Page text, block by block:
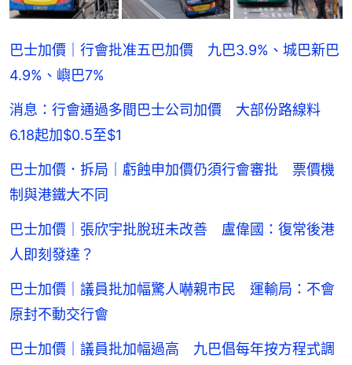
巴士加價｜行會批准五巴加價 九巴3.9%、城巴新巴
4.9%、嶼巴7%
消息：行會通過多間巴士公司加價 大部份路線料
6.18起加$0.5至$1
巴士加價．拆局｜虧蝕申加價仍須行會審批 票價機
制與港鐵大不同
巴士加價｜張欣宇批脫班未改善 盧偉國：復常後港
人即刻發達？
巴士加價｜議員批加幅驚人嚇親市民 運輸局：不會
原封不動交行會
巴士加價｜議員批加幅過高 九巴倡每年按方程式調